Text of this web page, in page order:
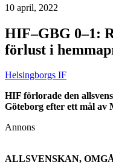
10 april, 2022
HIF–GBG 0–1:
förlust i
Helsingborgs IF
HIF förlorade den
Göteborg efter ett mål av
Annons
ALLSVENSKAN,